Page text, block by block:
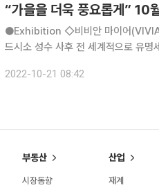
“가을을 더욱 풍요롭게” 10
●Exhibition ◇비비안 마이어(VIVIAN MAIER) 사진전 일정 8월 4일 ~ 11월 13일 장소 그라운
드시소 성수 사후 전 세계적으로 유명세를 떨친 미국 뉴욕 출신 사진가 비비안 마이어
가 직접 인화한 빈티지 작품과 미공
2022-10-21 08:42
부동산
시장동향
산업
재계